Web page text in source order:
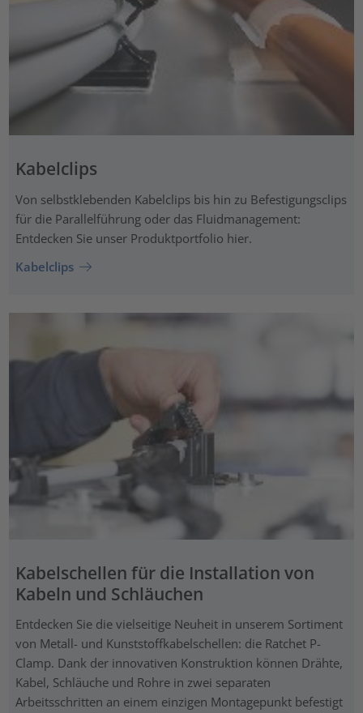
Kabelclips
Von selbstklebenden Kabelclips bis hin zu Befestigungsclips
für die Parallelführung oder das Fluidmanagement:
Entdecken Sie unser Produktportfolio hier.
Kabelclips
Kabelschellen für die Installation von
Kabeln und Schläuchen
Entdecken Sie die vielseitige Neuheit in unserem Sortiment
von Metall- und Kunststoffkabelschellen: die Ratchet P-
Clamp. Dank der innovativen Konstruktion können Drähte,
Kabel, Schläuche und Rohre in zwei separaten
Arbeitsschritten an einem einzigen Montagepunkt befestigt